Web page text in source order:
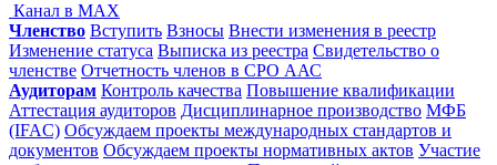
Канал в MAX
Членство Вступить Взносы Внести изменения в реестр
Изменение статуса Выписка из реестра Свидетельство о
членстве Отчетность членов в СРО ААС
Аудиторам Контроль качества Повышение квалификации
Аттестация аудиторов Дисциплинарное производство МФБ
(IFAC) Обсуждаем проекты международных стандартов и
документов Обсуждаем проекты нормативных актов Участие